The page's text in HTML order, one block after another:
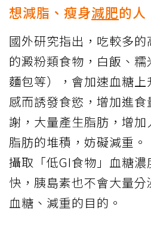
想減脂、瘦身減肥的人
國外研究指出，吃較多
的澱粉類食物，白飯、
麵包等），會加速血糖
感而誘發食慾，增加進
謝，大量產生脂肪，增
脂肪的堆積，妨礙減重。
攝取「低GI食物」血糖
快，胰島素也不會大量
血糖、減重的目的。